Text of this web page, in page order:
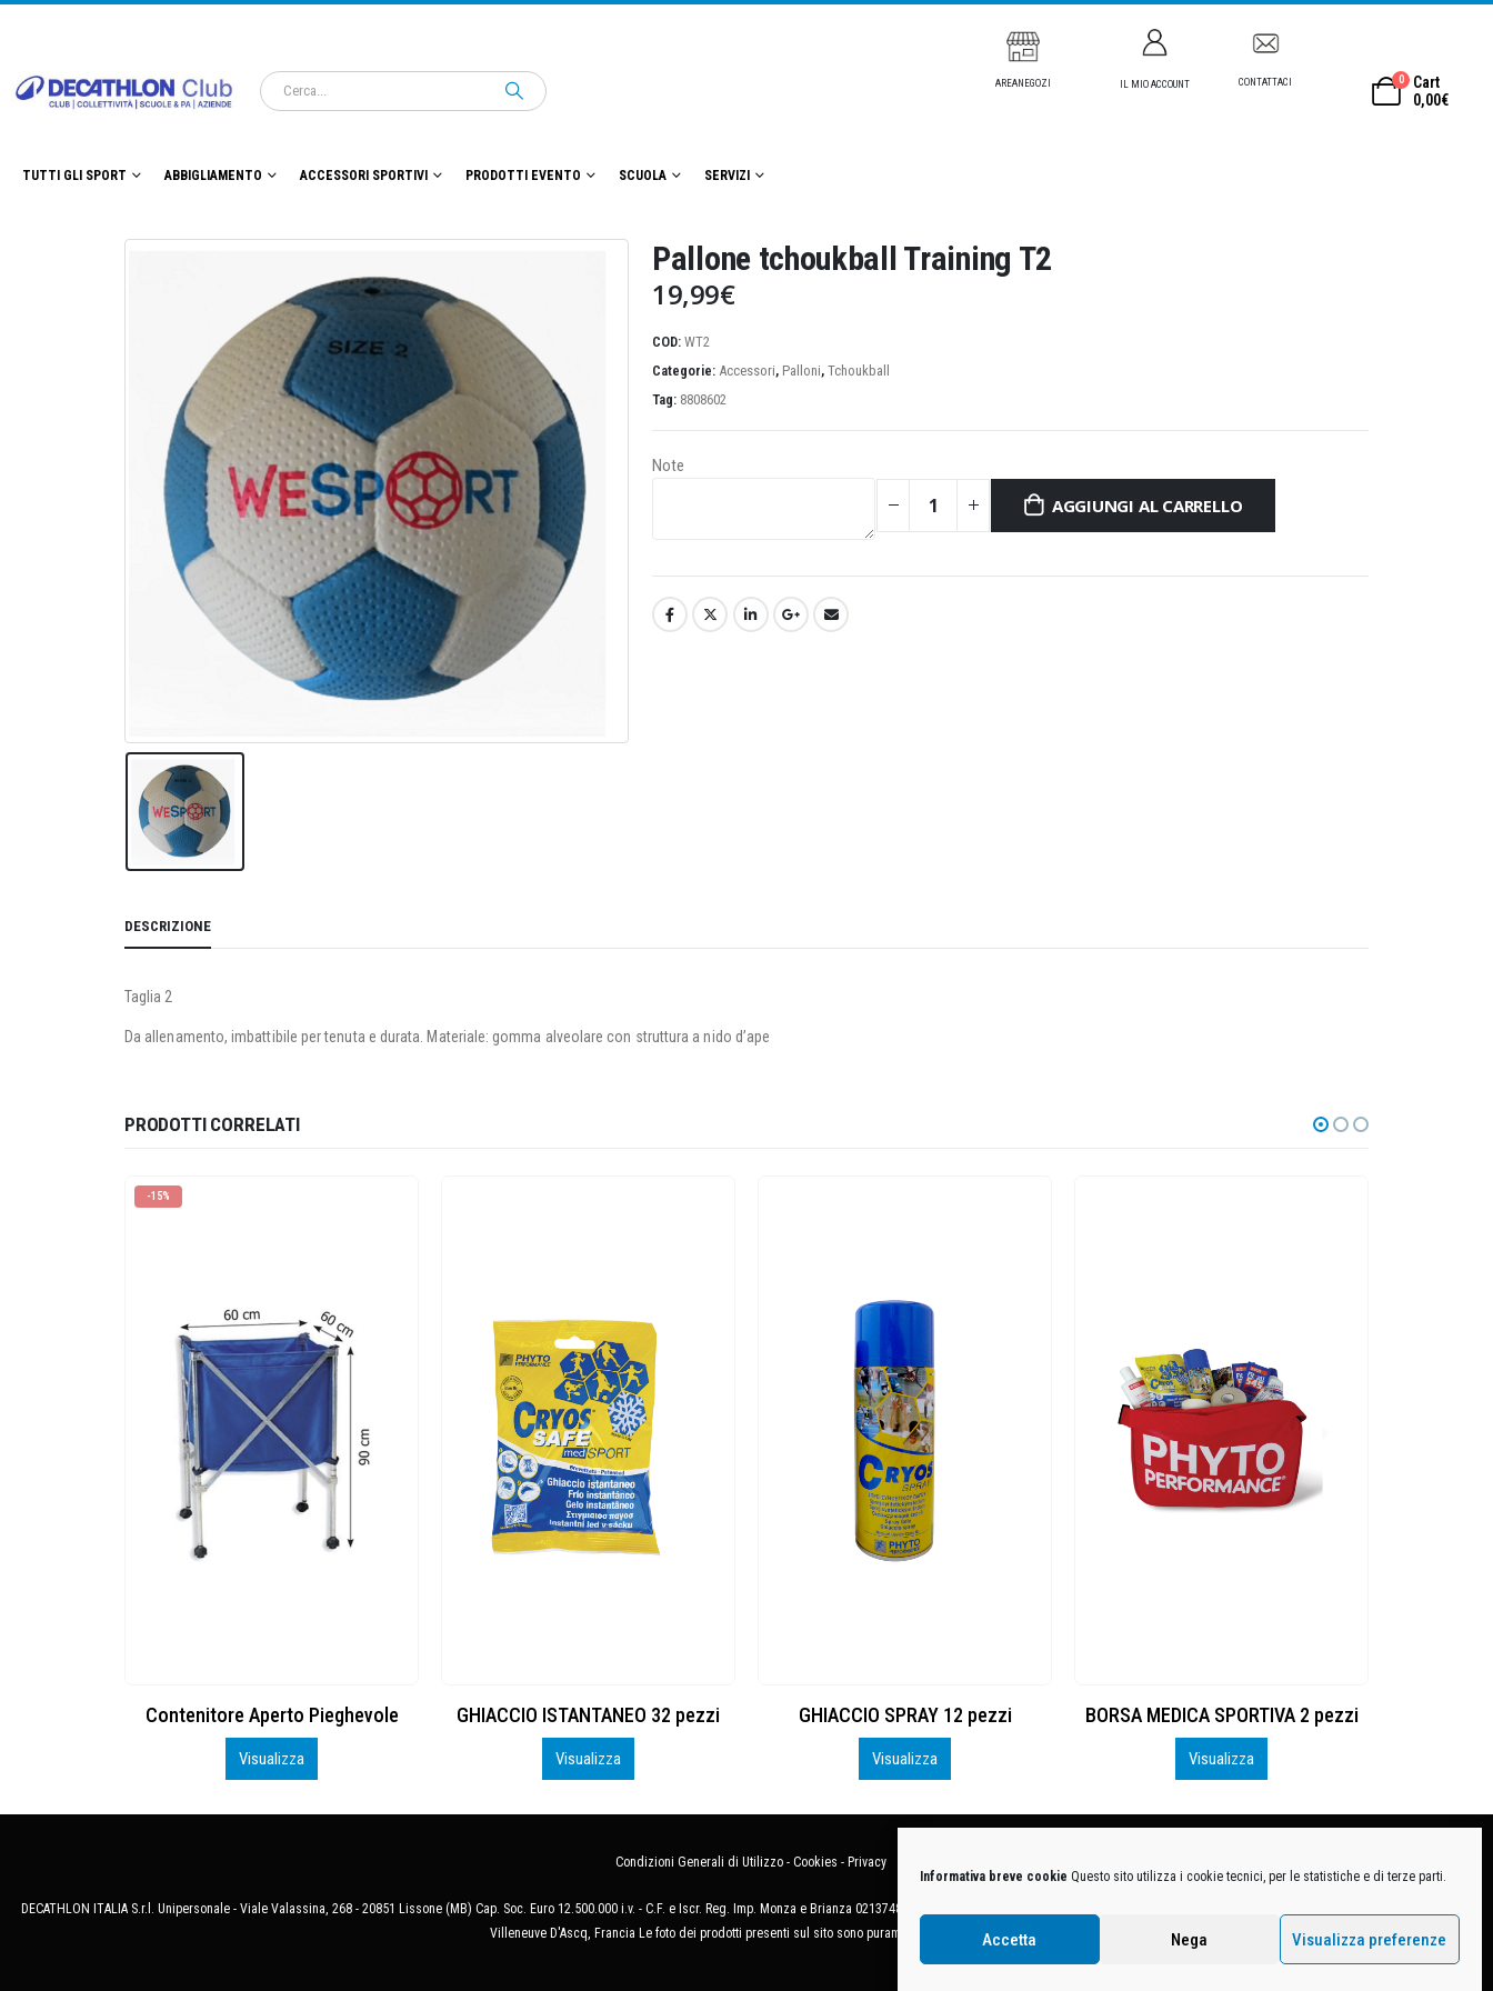
Informativa breve cookie Questo sito utilizza i cookie tecnici, per le statistiche e di terze parti.
Accetta Nega Visualizza preferenze
AREANEGOZI IL MIO ACCOUNT CONTATTACI 0
Cart
0,00€
TUTTI GLI SPORT ABBIGLIAMENTO ACCESSORI SPORTIVI PRODOTTI EVENTO SCUOLA SERVIZI
Pallone tchoukball Training T2
19,99€
COD: WT2
Categorie: Accessori, Palloni, Tchoukball
Tag: 8808602
Note
AGGIUNGI AL CARRELLO
DESCRIZIONE
Taglia 2
Da allenamento, imbattibile per tenuta e durata. Materiale: gomma alveolare con struttura a nido d’ape
PRODOTTI CORRELATI
-15%
Contenitore Aperto Pieghevole
Visualizza
GHIACCIO ISTANTANEO 32 pezzi
Visualizza
GHIACCIO SPRAY 12 pezzi
Visualizza
BORSA MEDICA SPORTIVA 2 pezzi
Visualizza
Condizioni Generali di Utilizzo - Cookies - Privacy
DECATHLON ITALIA S.r.l. Unipersonale - Viale Valassina, 268 - 20851 Lissone (MB) Cap. Soc. Euro 12.500.000 i.v. - C.F. e Iscr. Reg. Imp. Monza e Brianza 02137480964 - R.E.A. MB-1370021 - P.IVA. 11005760159 - Direzione e coordinamento art. 2497 C.C. DECATHLON SA,
Villeneuve D'Ascq, Francia Le foto dei prodotti presenti sul sito sono puramente esemplificative.